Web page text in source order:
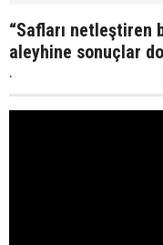
“Safları netleştiren
aleyhine sonuçlar
.